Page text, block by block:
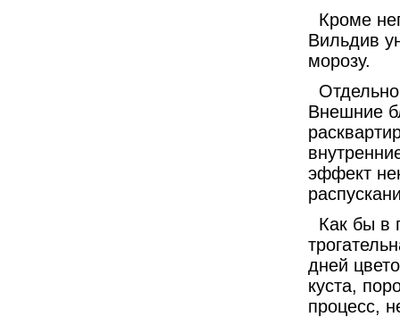
Кроме
Вильдив
морозу.
Внешние
эффект
Как бы в
дней
куста,
процесс,